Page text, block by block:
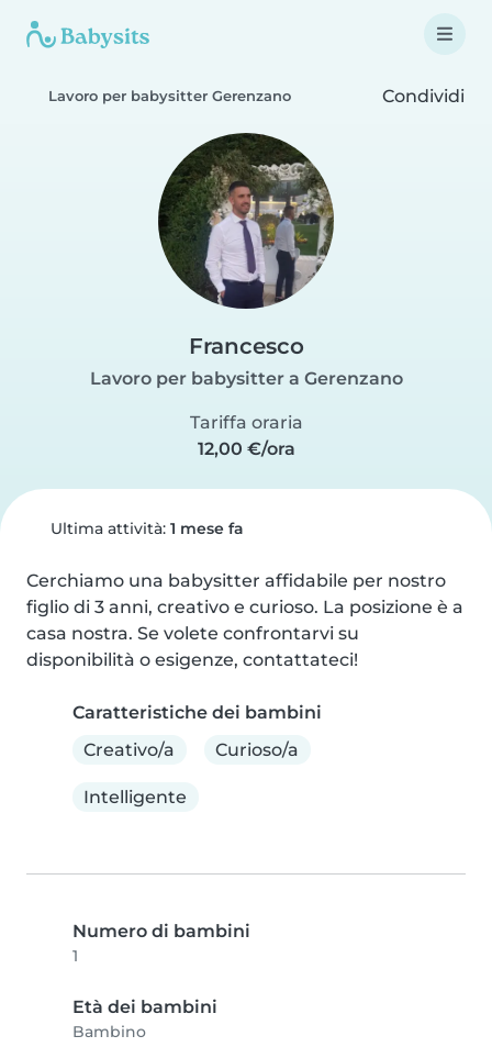
Lavoro per babysitter Gerenzano Condividi
Francesco
Lavoro per babysitter a Gerenzano
Tariffa oraria
12,00 €/ora
Ultima attività: 1 mese fa
Cerchiamo una babysitter affidabile per nostro
figlio di 3 anni, creativo e curioso. La posizione è a
casa nostra. Se volete confrontarvi su
disponibilità o esigenze, contattateci!
Caratteristiche dei bambini
Creativo/a
Curioso/a
Intelligente
Numero di bambini
1
Età dei bambini
Bambino